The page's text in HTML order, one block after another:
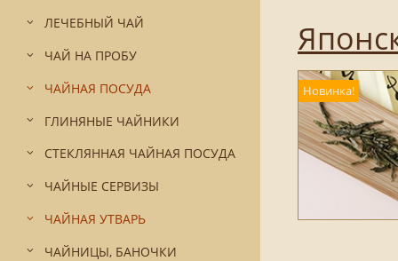
ЛЕЧЕБНЫЙ ЧАЙ
ЧАЙ НА ПРОБУ
ЧАЙНАЯ ПОСУДА
ГЛИНЯНЫЕ ЧАЙНИКИ
СТЕКЛЯННАЯ ЧАЙНАЯ ПОСУДА
ЧАЙНЫЕ СЕРВИЗЫ
ЧАЙНАЯ УТВАРЬ
ЧАЙНИЦЫ, БАНОЧКИ
Новинка!